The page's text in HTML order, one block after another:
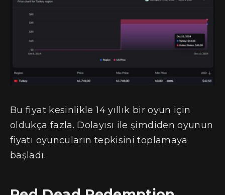
Bu fiyat kesinlikle 14 yıllık bir oyun için
oldukça fazla. Dolayısı ile şimdiden oyunun
fiyatı oyuncuların tepkisini toplamaya
başladı.